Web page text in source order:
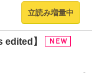
立読み増量中
edited】